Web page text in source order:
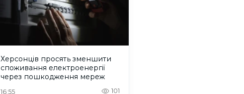
Херсонців просять зменшити
споживання електроенергії
через пошкодження мереж
16:55 101